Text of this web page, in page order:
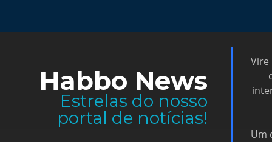
Habbo News
Estrelas do nosso
portal de notícias!
Vire
Um